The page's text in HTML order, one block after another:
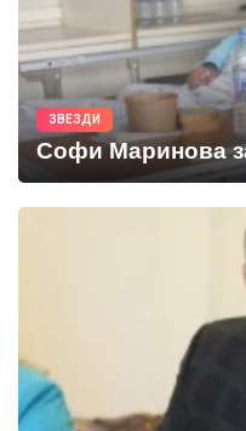
ЗВЕЗДИ
Софи Маринова